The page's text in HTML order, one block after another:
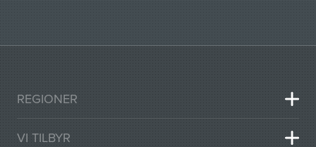
REGIONER
VI TILBYR